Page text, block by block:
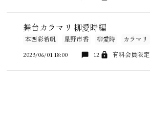
舞台カラマリ 柳愛時編
本西彩希帆 星野市香 柳愛時 カラマリ
2023/06/01 18:00
12 有料会員限定